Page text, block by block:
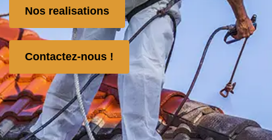
Nos realisations
Contactez-nous !